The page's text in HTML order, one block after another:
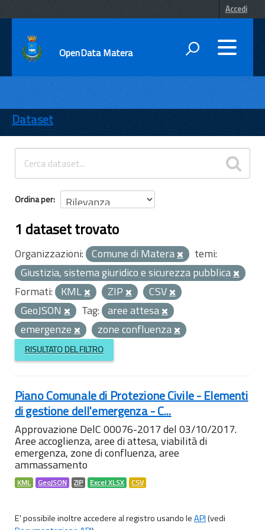
Accedi
OpenData Matera
ENTI
TEMI
INFORMAZIONI
Dataset
Ordina per
1 dataset trovato
Organizzazioni: Comune di Matera
temi:
Giustizia, sistema giuridico e sicurezza pubblica
Formati: KML ZIP
CSV
GeoJSON
Tag: aree attesa
emergenze
zone confluenza
RISULTATO DEL FILTRO
Piano Comunale di Protezione Civile - Elementi
di gestione dell'emergenza - C...
Approvazione DelC 00076-2017 del 03/10/2017.
Aree accoglienza, aree di attesa, viabilità di
emergenza, zone di confluenza, aree
ammassamento
KML GeoJSON ZIP Excel XLSX CSV
E' possibile inoltre accedere al registro usando leAPI(vedi